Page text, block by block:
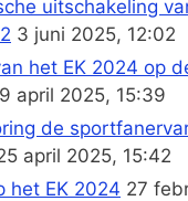
uitschakeling
3 juni 2025, 12:02
het EK 2024 op
april 2025, 15:39
de
april 2025, 15:42
het EK 2024 27